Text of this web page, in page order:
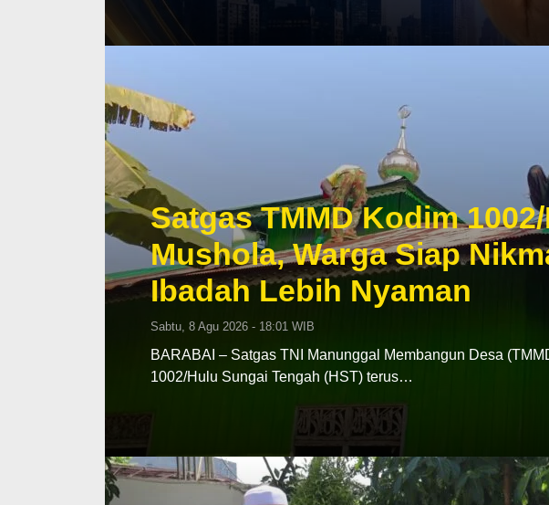
Satgas TMMD Kodim
Mushola, Warga Siap
Ibadah Lebih Nyaman
Sabtu, 8 Agu 2026 - 18:01 WIB
BARABAI – Satgas TNI Manunggal Membangun Desa
1002/Hulu Sungai Tengah (HST) terus…